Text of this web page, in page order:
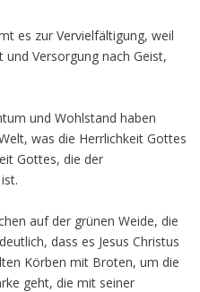
es zur Vervielfältigung, weil
Versorgung nach Geist,
und Wohlstand haben
was die Herrlichkeit Gottes
Gottes, die der
auf der grünen Weide, die
dass es Jesus Christus
Körben mit Broten, um die
geht, die mit seiner